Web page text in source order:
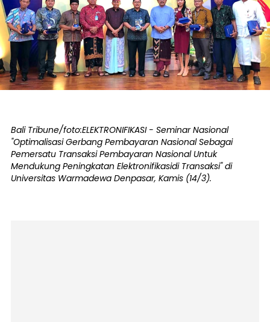
Bali Tribune/foto:ELEKTRONIFIKASI - Seminar Nasional
"Optimalisasi Gerbang Pembayaran Nasional Sebagai
Pemersatu Transaksi Pembayaran Nasional Untuk
Mendukung Peningkatan Elektronifikasidi Transaksi" di
Universitas Warmadewa Denpasar, Kamis (14/3).